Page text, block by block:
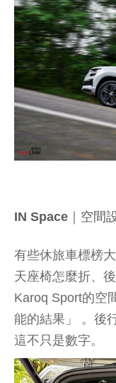
IN Space｜空間
有些休旅車標榜
天座椅怎麼折、
Karoq Sport的空
能的結果」 。後
這不只是數字。